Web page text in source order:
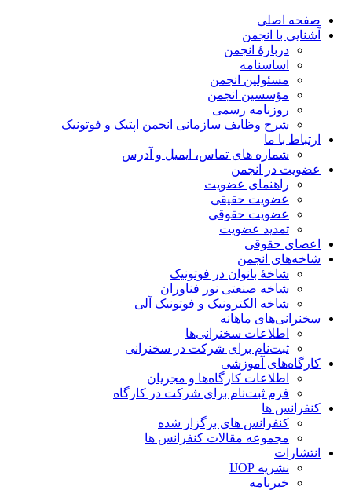
صفحه اصلی
آشنایی با انجمن
دربارۀ انجمن
اساسنامه
مسئولین انجمن
مؤسسین انجمن
روزنامه رسمی
شرح وظایف سازمانی انجمن اپتیک و فوتونیک
ارتباط با ما
شماره های تماس، ایمیل و آدرس
عضویت در انجمن
راهنمای عضویت
عضویت حقیقی
عضویت حقوقی
تمدید عضویت
اعضای حقوقی
شاخه‌های انجمن
شاخۀ بانوان در فوتونیک
شاخه صنعتی نور فناوران
شاخه‌ الکترونیک و فوتونیک آلی
سخنرانی‌های ماهانه
اطلاعات سخنرانی‌‌ها
ثبت‌نام برای شرکت در سخنرانی
کارگاه‌های آموزشی
اطلاعات کارگاه‌ها و مجریان
فرم ثبت‌نام برای شرکت در کارگاه
کنفرانس ها
کنفرانس های برگزار شده
مجموعه مقالات کنفرانس ها
انتشارات
نشریه IJOP
خبرنامه